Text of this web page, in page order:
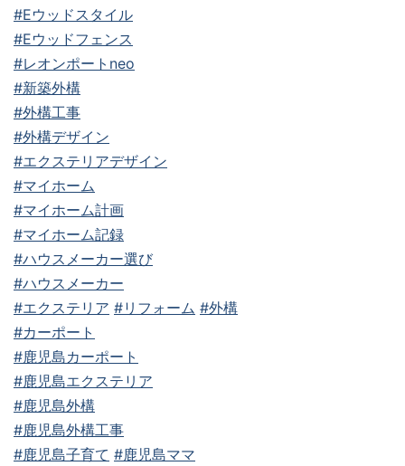
#Eウッドスタイル
#Eウッドフェンス
#レオンポートneo
#新築外構
#外構工事
#外構デザイン
#エクステリアデザイン
#マイホーム
#マイホーム計画
#マイホーム記録
#ハウスメーカー選び
#ハウスメーカー
#エクステリア #リフォーム #外構
#カーポート
#鹿児島カーポート
#鹿児島エクステリア
#鹿児島外構
#鹿児島外構工事
#鹿児島子育て #鹿児島ママ